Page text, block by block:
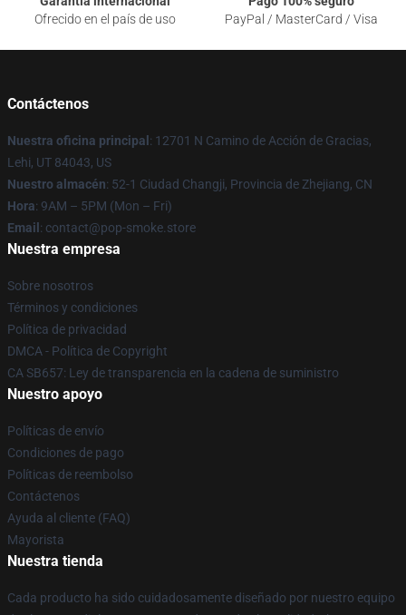
Ofrecido en el país de uso
PayPal / MasterCard / Visa
Contáctenos
Nuestra oficina principal : 12701 N Camino de Acción de Gracias,
Lehi, UT 84043, US
Nuestro almacén: 52-1 Ciudad Changji, Provincia de Zhejiang, CN
Hora: 9AM – 5PM (Mon – Fri)
Email : contact@pop-smoke.store
Nuestra empresa
Sobre nosotros
Términos y condiciones
Política de privacidad
DMCA - Política de Copyright
CA SB657: Ley de transparencia en la cadena de suministro
Nuestro apoyo
Políticas de envío
Condiciones de pago
Políticas de reembolso
Contáctenos
Ayuda al cliente (FAQ)
Mayorista
Nuestra tienda
Cada producto ha sido cuidadosamente diseñado por nuestro equipo